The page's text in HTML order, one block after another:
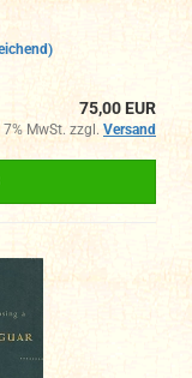
75,00 EUR
MwSt. zzgl. Versand